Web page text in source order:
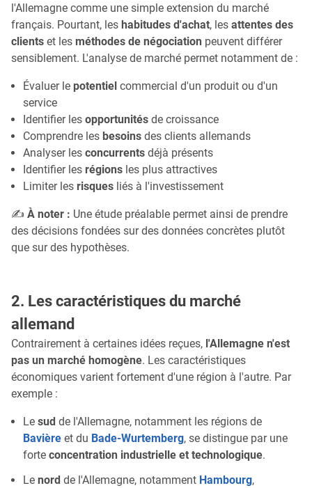
l'Allemagne comme une simple extension du marché
français. Pourtant, les habitudes d'achat, les attentes des
clients et les méthodes de négociation peuvent différer
sensiblement. L'analyse de marché permet notamment de :
Évaluer le potentiel commercial d'un produit ou d'un
service
Identifier les opportunités de croissance
Comprendre les besoins des clients allemands
Analyser les concurrents déjà présents
Identifier les régions les plus attractives
Limiter les risques liés à l'investissement
✍ À noter : Une étude préalable permet ainsi de prendre
des décisions fondées sur des données concrètes plutôt
que sur des hypothèses.
2. Les caractéristiques du marché
allemand
Contrairement à certaines idées reçues, l'Allemagne n'est
pas un marché homogène. Les caractéristiques
économiques varient fortement d'une région à l'autre. Par
exemple :
Le sud de l'Allemagne, notamment les régions de
Bavière et du Bade-Wurtemberg, se distingue par une
forte concentration industrielle et technologique.
Le nord de l'Allemagne, notamment Hambourg,